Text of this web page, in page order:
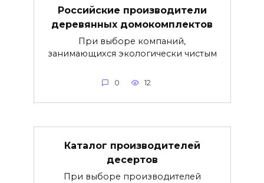
Российские производители
деревянных домокомплектов
При выборе компаний,
занимающихся экологически чистым
0 12
Каталог производителей
десертов
При выборе производителей